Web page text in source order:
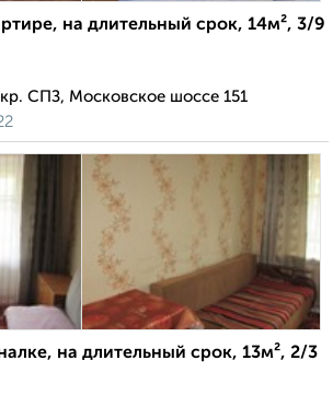
на длительный срок, 14м², 3/9
СПЗ, Московское шоссе 151
на длительный срок, 13м², 2/3